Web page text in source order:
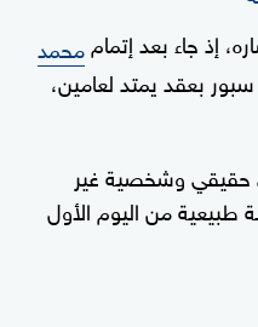
إذ جاء بعد إتماممحمد
بعقد يمتد لعامين،
وشخصية غير
طبيعية من اليوم الأول